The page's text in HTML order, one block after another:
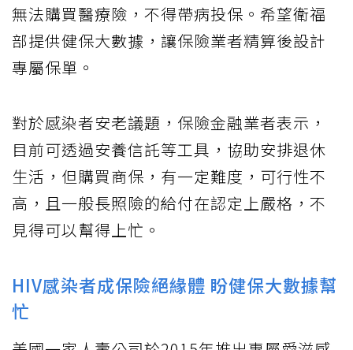
無法購買醫療險，不得帶病投保。希望衛福
部提供健保大數據，讓保險業者精算後設計
專屬保單。
對於感染者安老議題，保險金融業者表示，
目前可透過安養信託等工具，協助安排退休
生活，但購買商保，有一定難度，可行性不
高，且一般長照險的給付在認定上嚴格，不
見得可以幫得上忙。
HIV感染者成保險絕緣體 盼健保大數據幫
忙